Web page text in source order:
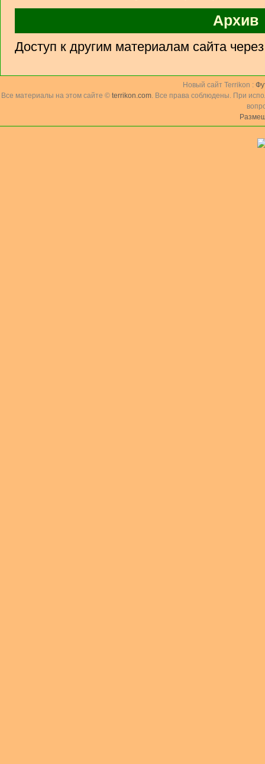
Архив
Доступ к другим материалам сайта
Новый сайт Terrikon :
Все материалы на этом сайте © terrikon.com. Все права соблюдены. При